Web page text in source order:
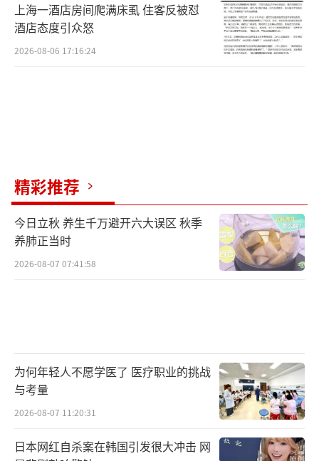
上海一酒店房间爬满床虱 住客反被怼
酒店态度引众怒
2026-08-06 17:16:24
精彩推荐
今日立秋 养生千万避开六大误区 秋季
养肺正当时
2026-08-07 07:41:58
为何年轻人不愿学医了 医疗职业的挑战
与考量
2026-08-07 11:20:31
日本网红自杀案在韩国引发很大冲击 网